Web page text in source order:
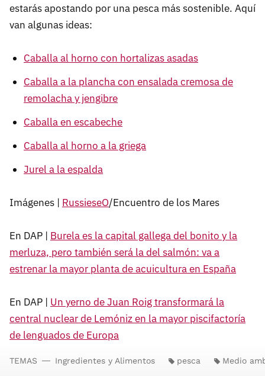
estarás apostando por una pesca más sostenible. Aquí
van algunas ideas:
Caballa al horno con hortalizas asadas
Caballa a la plancha con ensalada cremosa de
remolacha y jengibre
Caballa en escabeche
Caballa al horno a la griega
Jurel a la espalda
Imágenes | RussieseO/Encuentro de los Mares
En DAP | Burela es la capital gallega del bonito y la
merluza, pero también será la del salmón: va a
estrenar la mayor planta de acuicultura en España
En DAP | Un yerno de Juan Roig transformará la
central nuclear de Lemóniz en la mayor piscifactoría
de lenguados de Europa
TEMAS Ingredientes y Alimentos pesca Medio